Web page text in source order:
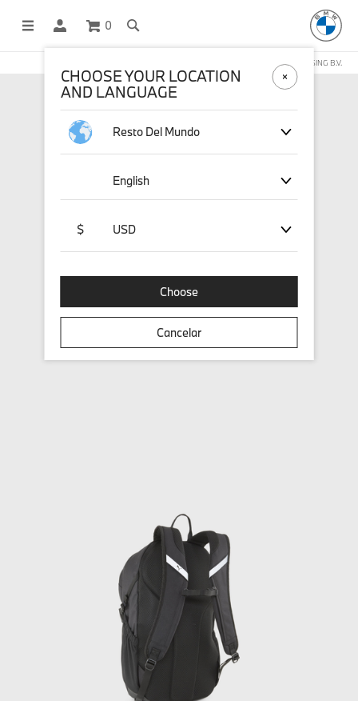
0
COMPRAS EN LÍNEA OPERADAS POR STICHD SPORTSMERCHANDISING B.V.
CHOOSE YOUR LOCATION
AND LANGUAGE
Resto Del Mundo
English
$ USD
Choose
Cancelar